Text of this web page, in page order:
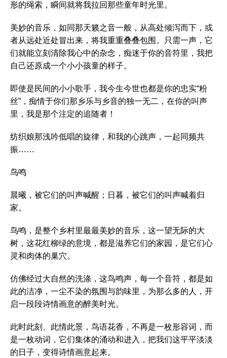
形的绳索，瞬间就将我拉回那些童年时光里。
美妙的音乐，如同那天籁之音一般，从高处倾泻而下，或
者从远处近处冒出来，将我重重叠叠包围。只需一声，它
们就能立刻清除我心中的杂念，痴迷于你的音符里，我把
自己还原成一个小小孩童的样子。
即使是民间的小小歌手，我今生今世也都是你的忠实“粉
丝”，痴情于你们那乡乐与乡音的独一无二，在你的叫声
里，我是那个注定的追随者！
纺织娘那浅吟低唱的旋律，和我的心跳声，一起同频共
振……
鸟鸣
晨曦，被它们的叫声喊醒；日暮，被它们的叫声喊着归
家。
鸟鸣，是整个乡村里最最美妙的音乐，这一望无际的大
树，这花红柳绿的意境，都是滋养它们的家园，是它们心
灵和肉体的巢穴。
仿佛经过大自然的洗涤，这鸟鸣声，每一个音符，都是如
此的洁净，一尘不染的氛围与韵味里，为那么多的人，开
启一段段诗情画意的醉美时光。
此时此刻、此情此景，鸟语花香，不再是一枚形容词，而
是一枚动词，它们集体的涌动和进入，把我们这平平淡淡
的日子，变得诗情画意起来。